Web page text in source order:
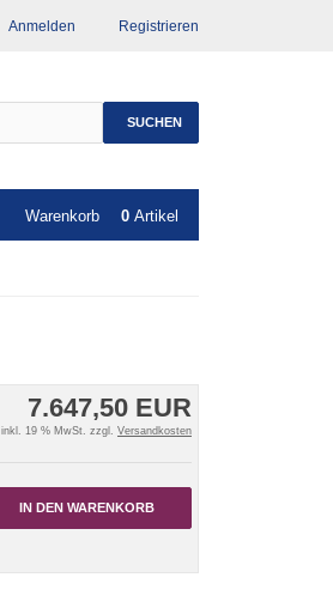
Registrieren
Anmelden
SUCHEN
Warenkorb 0 Artikel
7.647,50 EUR
inkl. 19 % MwSt. zzgl. Versandkosten
IN DEN WARENKORB